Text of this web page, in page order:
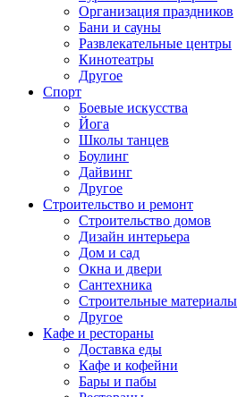
Организация праздников
Бани и сауны
Развлекательные центры
Кинотеатры
Другое
Спорт
Боевые искусства
Йога
Школы танцев
Боулинг
Дайвинг
Другое
Строительство и ремонт
Строительство домов
Дизайн интерьера
Дом и сад
Окна и двери
Сантехника
Строительные материалы
Другое
Кафе и рестораны
Доставка еды
Кафе и кофейни
Бары и пабы